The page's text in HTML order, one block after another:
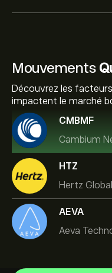
Mouvements
Découvrez les
impactent le marché
CMBMF
Cambium
HTZ
Hertz
AEVA
Aeva